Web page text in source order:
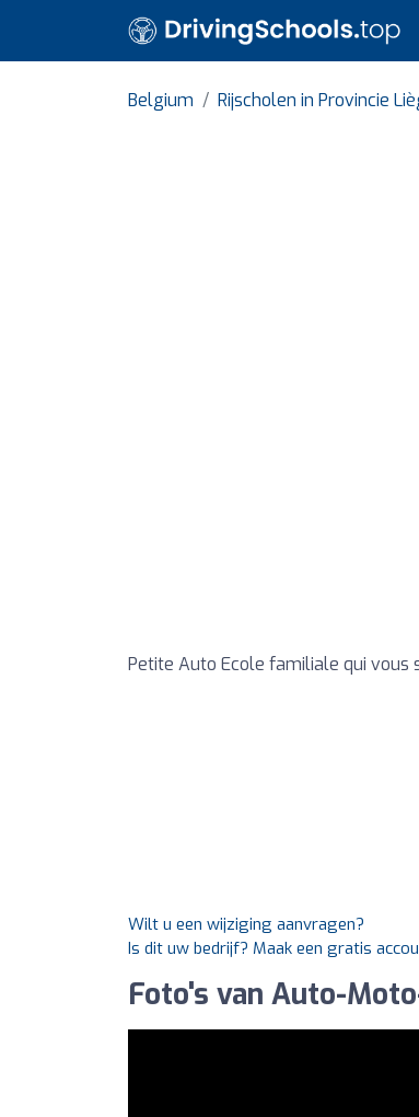
Belgium Rijscholen in Provincie
Petite Auto Ecole familiale qui
Wilt u een wijziging aanvragen?
Is dit uw bedrijf? Maak een gratis
Foto's van Auto-